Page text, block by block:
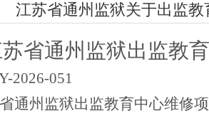
江苏省通州监狱关于出监
省通州监狱出监教
2026-051
通州监狱出监教育中心维修